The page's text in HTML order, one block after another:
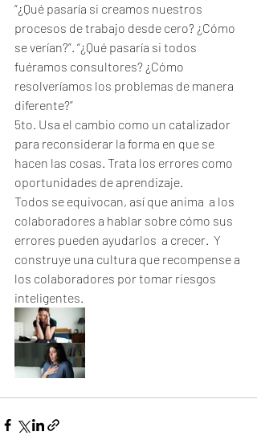
“¿Qué pasaría si creamos nuestros
procesos de trabajo desde cero? ¿Cómo
se verían?”. “¿Qué pasaría si todos
fuéramos consultores? ¿Cómo
resolveríamos los problemas de manera
diferente?”
5to. Usa el cambio como un catalizador
para reconsiderar la forma en que se
hacen las cosas. Trata los errores como
oportunidades de aprendizaje.
Todos se equivocan, así que anima  a los
colaboradores a hablar sobre cómo sus
errores pueden ayudarlos  a crecer.  Y
construye una cultura que recompense a
los colaboradores por tomar riesgos
inteligentes.